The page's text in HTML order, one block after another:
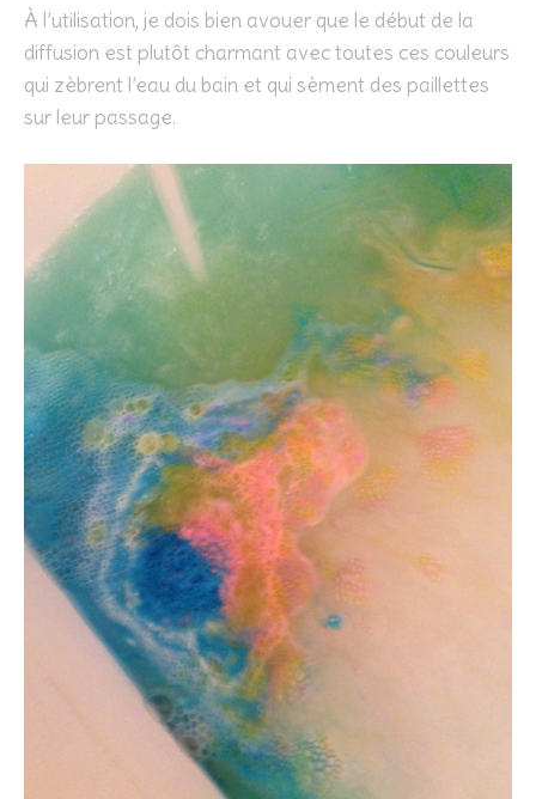
À l’utilisation, je dois bien avouer que le début de la
diffusion est plutôt charmant avec toutes ces couleurs
qui zèbrent l’eau du bain et qui sèment des paillettes
sur leur passage.